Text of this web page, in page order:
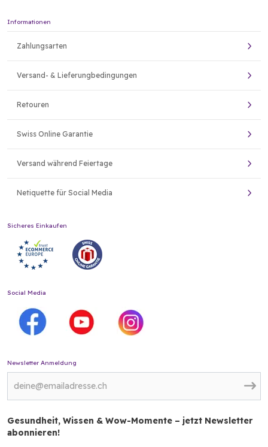
Informationen
Zahlungsarten
Versand- & Lieferungbedingungen
Retouren
Swiss Online Garantie
Versand während Feiertage
Netiquette für Social Media
Sicheres Einkaufen
Social Media
Newsletter Anmeldung
Gesundheit, Wissen & Wow-Momente – jetzt Newsletter
abonnieren!